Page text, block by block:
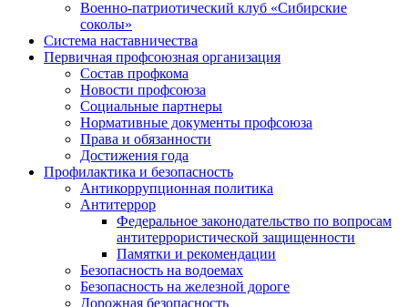
Военно-патриотический клуб «Сибирские
соколы»
Система наставничества
Первичная профсоюзная организация
Состав профкома
Новости профсоюза
Социальные партнеры
Нормативные документы профсоюза
Права и обязанности
Достижения года
Профилактика и безопасность
Антикоррупционная политика
Антитеррор
Федеральное законодательство по вопросам
антитеррористической защищенности
Памятки и рекомендации
Безопасность на водоемах
Безопасность на железной дороге
Дорожная безопасность